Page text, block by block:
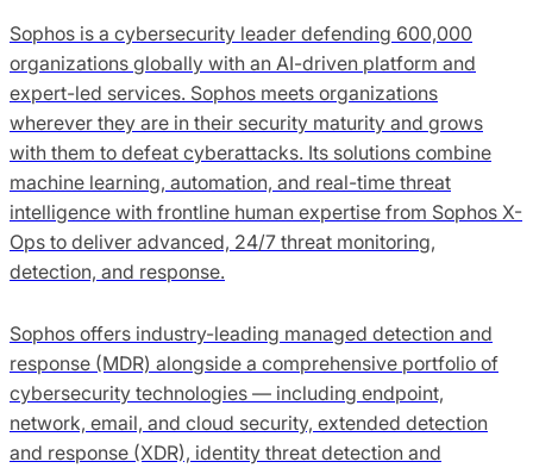
Sophos is a cybersecurity leader defending 600,000
organizations globally with an AI-driven platform and
expert-led services. Sophos meets organizations
wherever they are in their security maturity and grows
with them to defeat cyberattacks. Its solutions combine
machine learning, automation, and real-time threat
intelligence with frontline human expertise from Sophos X-
Ops to deliver advanced, 24/7 threat monitoring,
detection, and response.
Sophos offers industry-leading managed detection and
response (MDR) alongside a comprehensive portfolio of
cybersecurity technologies — including endpoint,
network, email, and cloud security, extended detection
and response (XDR), identity threat detection and